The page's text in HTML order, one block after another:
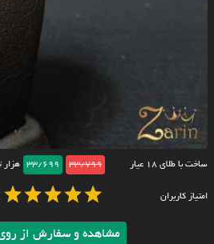
ساخت با طلای ۱۸ عیار 33/799
33/699 هزار
امتیاز کاربران
مشاهده و سفارش از روی